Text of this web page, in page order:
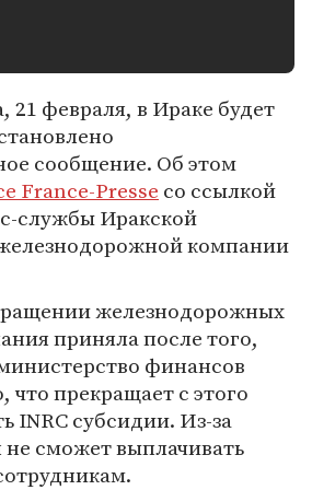
21 февраля, в Ираке будет
сообщение. Об этом
France-Presse со ссылкой
службы Иракской
компании
железнодорожных
приняла после того,
финансов
что прекращает с этого
INRC субсидии. Из-за
сможет выплачивать